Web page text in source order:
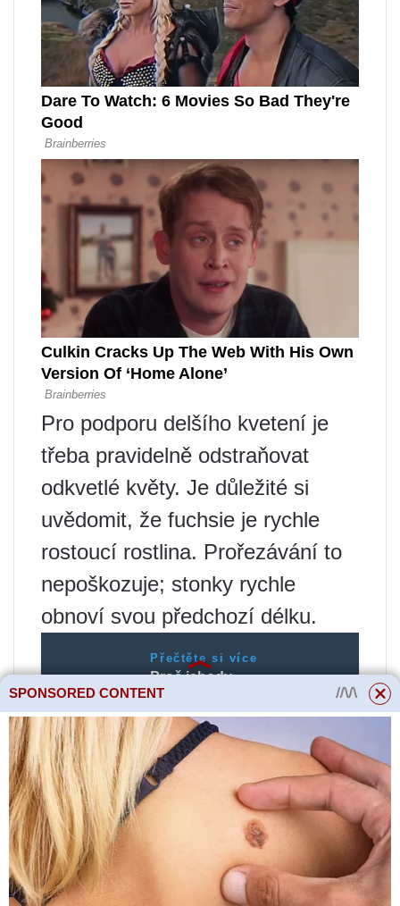
Pro podporu delšího kvetení je
třeba pravidelně odstraňovat
odkvetlé květy. Je důležité si
uvědomit, že fuchsie je rychle
rostoucí rostlina. Prořezávání to
nepoškozuje; stonky rychle
obnoví svou předchozí délku.
Přečtěte si více
Proč jahody
nekvetou | Jaro-
podzim
Hnojivo
Velmi důležitý bod v procesu
pěstování vnitřních fuchsií. Od
jara do pozdního podzimu je
SPONSORED CONTENT